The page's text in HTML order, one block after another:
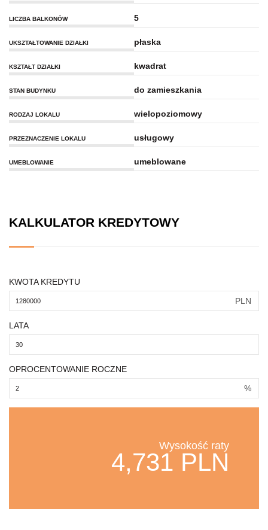
LICZBA BALKONÓW 5
UKSZTAŁTOWANIE DZIAŁKI płaska
KSZTAŁT DZIAŁKI kwadrat
STAN BUDYNKU do zamieszkania
RODZAJ LOKALU wielopoziomowy
PRZEZNACZENIE LOKALU usługowy
UMEBLOWANIE umeblowane
KALKULATOR KREDYTOWY
KWOTA KREDYTU
PLN
LATA
OPROCENTOWANIE ROCZNE
%
Wysokość raty
4,731 PLN